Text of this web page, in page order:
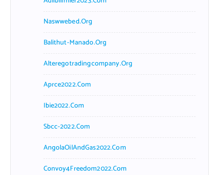
Naswwebed.org
Balithut-Manado.org
Alteregotradingcompany.org
Aprce2022.com
Ibie2022.com
Sbcc-2022.com
AngolaOilAndGas2022.com
Convoy4Freedom2022.com